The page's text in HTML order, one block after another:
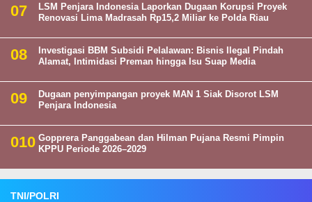
LSM Penjara Indonesia Laporkan Dugaan Korupsi Proyek
Renovasi Lima Madrasah Rp15,2 Miliar ke Polda Riau
Investigasi BBM Subsidi Pelalawan: Bisnis Ilegal Pindah
Alamat, Intimidasi Preman hingga Isu Suap Media
Dugaan penyimpangan proyek MAN 1 Siak Disorot LSM
Penjara Indonesia
Gopprera Panggabean dan Hilman Pujana Resmi Pimpin
KPPU Periode 2026–2029
TNI/POLRI